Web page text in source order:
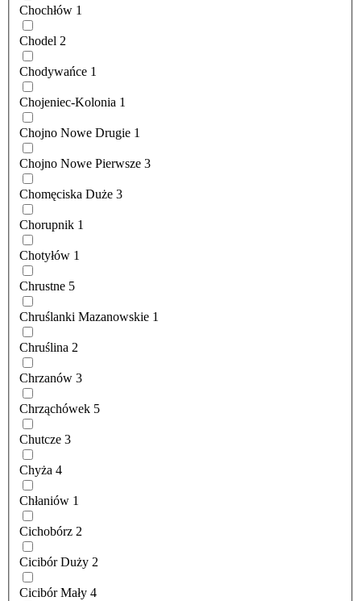
Chochłów 1
Chodel 2
Chodywańce 1
Chojeniec-Kolonia 1
Chojno Nowe Drugie 1
Chojno Nowe Pierwsze 3
Chomęciska Duże 3
Chorupnik 1
Chotyłów 1
Chrustne 5
Chruślanki Mazanowskie 1
Chruślina 2
Chrzanów 3
Chrząchówek 5
Chutcze 3
Chyża 4
Chłaniów 1
Cichobórz 2
Cicibór Duży 2
Cicibór Mały 4